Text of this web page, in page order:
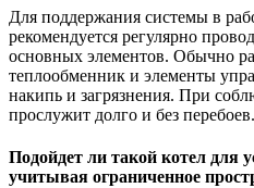
Для поддержания системы в
рекомендуется регулярно
основных элементов. Обычно
теплообменник и элементы
накипь и загрязнения. При
прослужит долго и без перебоев.
Подойдет ли такой котел для
учитывая ограниченное